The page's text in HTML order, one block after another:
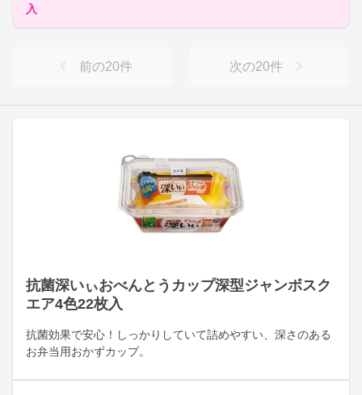
抗菌深いぃおべんとうカップ深型ジャンボスク
エア4色22枚入
抗菌効果で安心！しっかりしていて詰めやすい、深さのある
お弁当用おかずカップ。
入
前の20件 次の20件